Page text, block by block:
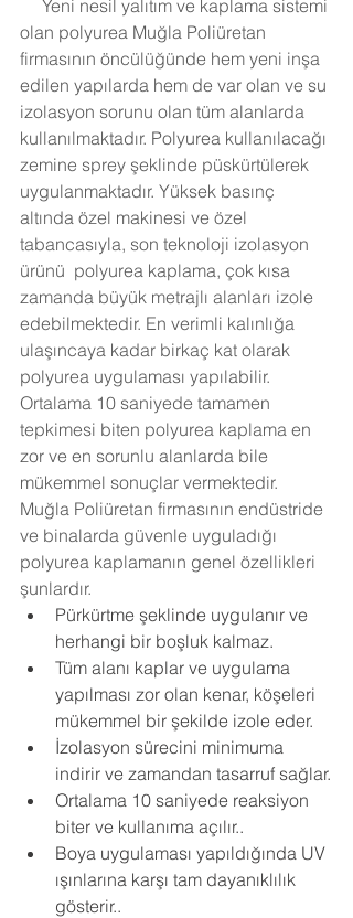
olan polyurea Muğla Poliüretan
firmasının öncülüğünde hem yeni inşa
edilen yapılarda hem de var olan ve su
izolasyon sorunu olan tüm alanlarda
kullanılmaktadır. Polyurea kullanılacağı
zemine sprey şeklinde püskürtülerek
uygulanmaktadır. Yüksek basınç
altında özel makinesi ve özel
tabancasıyla, son teknoloji izolasyon
ürünü  polyurea kaplama, çok kısa
zamanda büyük metrajlı alanları izole
edebilmektedir. En verimli kalınlığa
ulaşıncaya kadar birkaç kat olarak
polyurea uygulaması yapılabilir.
Ortalama 10 saniyede tamamen
tepkimesi biten polyurea kaplama en
zor ve en sorunlu alanlarda bile
mükemmel sonuçlar vermektedir.
Muğla Poliüretan firmasının endüstride
ve binalarda güvenle uyguladığı
polyurea kaplamanın genel özellikleri
şunlardır.
Pürkürtme şeklinde uygulanır ve
herhangi bir boşluk kalmaz.
Tüm alanı kaplar ve uygulama
yapılması zor olan kenar, köşeleri
mükemmel bir şekilde izole eder.
İzolasyon sürecini minimuma
indirir ve zamandan tasarruf sağlar.
Ortalama 10 saniyede reaksiyon
biter ve kullanıma açılır..
Boya uygulaması yapıldığında UV
ışınlarına karşı tam dayanıklılık
gösterir..